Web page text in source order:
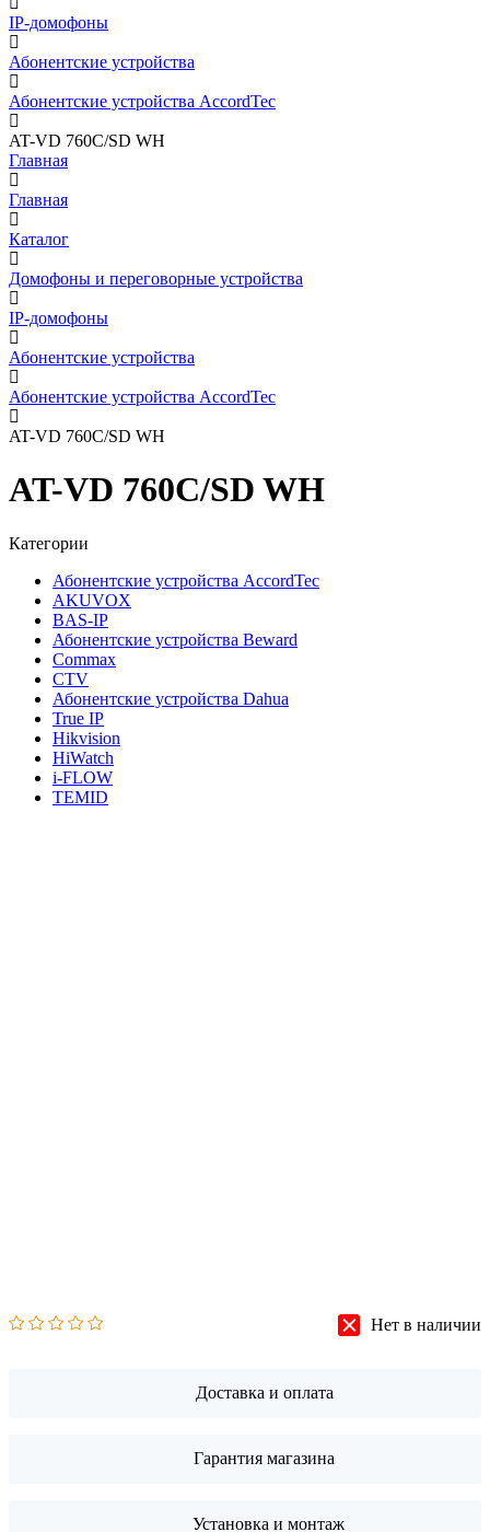
IP-домофоны
Абонентские устройства
Абонентские устройства AccordTec
AT-VD 760C/SD WH
Главная
Главная
Каталог
Домофоны и переговорные устройства
IP-домофоны
Абонентские устройства
Абонентские устройства AccordTec
AT-VD 760C/SD WH
AT-VD 760C/SD WH
Категории
Абонентские устройства AccordTec
AKUVOX
BAS-IP
Абонентские устройства Beward
Commax
CTV
Абонентские устройства Dahua
True IP
Hikvision
HiWatch
i-FLOW
TEMID
Нет в наличии
Доставка и оплата
Гарантия магазина
Установка и монтаж